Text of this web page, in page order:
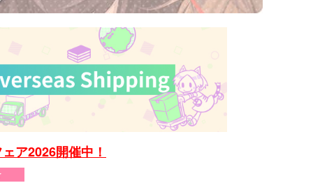
ア2026開催中！